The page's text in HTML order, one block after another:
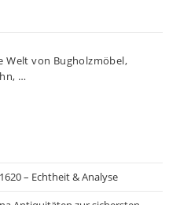
Welt von Bugholzmöbel,
…
– Echtheit & Analyse